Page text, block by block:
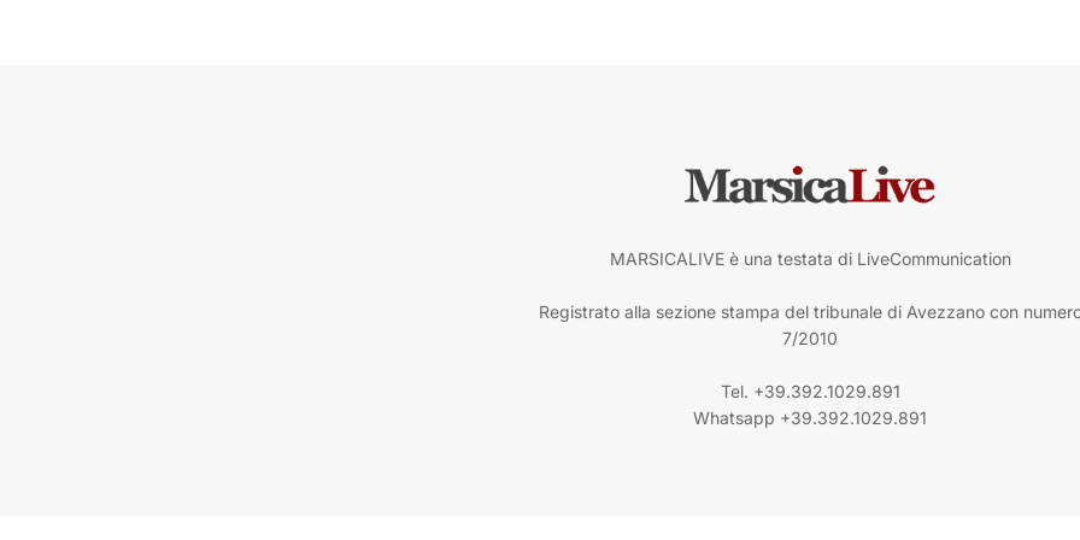
MARSICALIVE è una testata di LiveCommunication
Registrato alla sezione stampa del tribunale di Avezzano con
7/2010
Tel. +39.392.1029.891
Whatsapp +39.392.1029.891